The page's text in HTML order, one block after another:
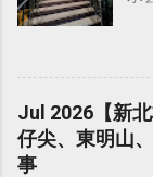
自
小
覽
名
跡
的
將
了
源
水
都
麗
Jul 2026【新
仔尖、東明山
事